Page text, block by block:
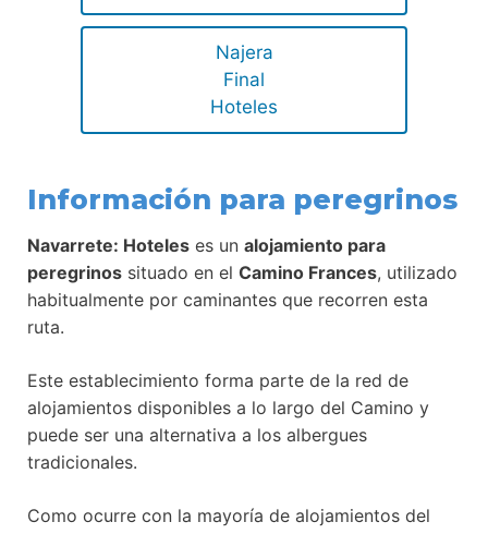
Najera
Final
Hoteles
Información para peregrinos
Navarrete: Hoteles es un alojamiento para
peregrinos situado en el Camino Frances, utilizado
habitualmente por caminantes que recorren esta
ruta.
Este establecimiento forma parte de la red de
alojamientos disponibles a lo largo del Camino y
puede ser una alternativa a los albergues
tradicionales.
Como ocurre con la mayoría de alojamientos del